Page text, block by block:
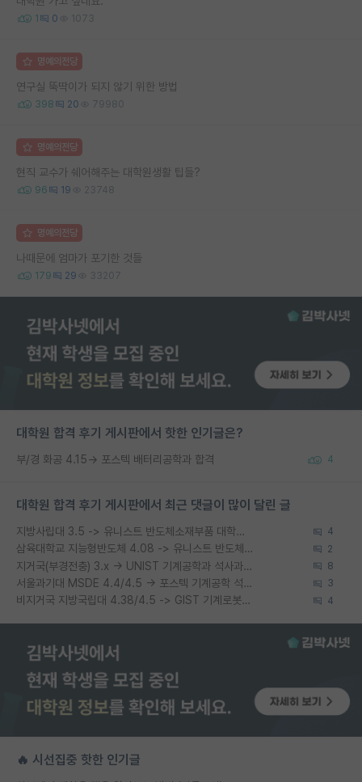
1 0 1073
명예의전당
연구실 뚝딱이가 되지 않기 위한 방법
398 20 79980
명예의전당
현직 교수가 쉐어해주는 대학원생활 팁들?
96 19 23748
명예의전당
나때문에 엄마가 포기한 것들
179 29 33207
대학원 합격 후기 게시판에서 핫한 인기글은?
부/경 화공 4.15→ 포스텍 배터리공학과 합격 4
대학원 합격 후기 게시판에서 최근 댓글이 많이 달린 글
지방사립대 3.5 -> 유니스트 반도체소재부품 대학원 석사 합격 4
삼육대학교 지능형반도체 4.08 -> 유니스트 반도체소재부품공학 석사 합격 2
지거국(부경전충) 3.x -> UNIST 기계공학과 석사과정 합격 8
서울과기대 MSDE 4.4/4.5 → 포스텍 기계공학 석사과정 합 3
비지거국 지방국립대 4.38/4.5 -> GIST 기계로봇공학과 석사 4
🔥 시선집중 핫한 인기글